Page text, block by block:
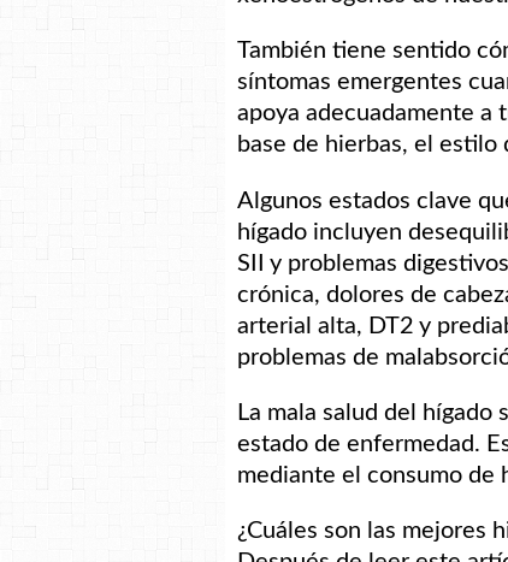
También tiene sentido
síntomas emergentes
apoya adecuadamente a
base de hierbas, el
Algunos estados clave
hígado incluyen
SII y problemas
crónica, dolores de
arterial alta, DT2 y
problemas de
La mala salud del
estado de enfermedad.
mediante el consumo de
¿Cuáles son las mejores